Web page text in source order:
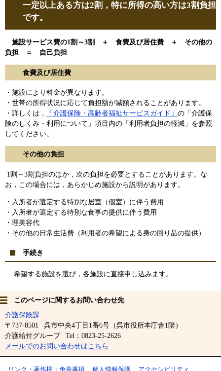
一定以上ある方は2割，特に所得の高い方は3割負担
です。
施設サービス費の1割～3割 ＋ 食費及び居住費 ＋ その他の
負担 ＝ 自己負担
食費及び居住費
・施設により料金が異なります。
・世帯の所得状況に応じて負担額が減額されることがあります。
・詳しくは，
「介護保険・高齢者福祉サービスガイド」 の「介護保
険のしくみ・利用について」項目内の「利用者負担の軽減」を参照
してください。
その他の負担
1割～3割負担のほか，次の負担を必要とすることがあります。な
お，この場合には，あらかじめ施設から説明があります。
・入所者が選定する特別な居室（個室）に伴う費用
・入所者が選定する特別な食事の提供に伴う費用
・理美容代
・その他の日常生活費（利用者の希望による身の回り品の提供）
手続き
希望する施設を選び，各施設に直接申し込みます。
このページに関するお問い合わせ先
介護保険課
〒737-8501
呉市中央4丁目1番6号（呉市役所本庁舎1階）
介護給付グループ
Tel：0823-25-2626
メールでのお問い合わせはこちら
リンク・著作権・免責事項 個人情報保護 アクセシビリティ